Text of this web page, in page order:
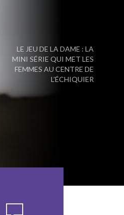
LE JEU DE LA DAME : LA
MINI SÉRIE QUI MET LES
FEMMES AU CENTRE DE
L’ÉCHIQUIER